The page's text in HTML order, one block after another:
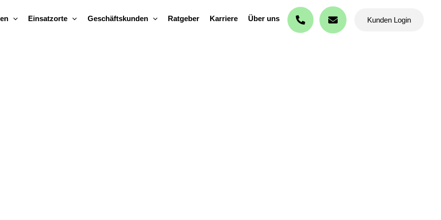
Einsatzorte Geschäftskunden Ratgeber Karriere Über uns Kunden Login